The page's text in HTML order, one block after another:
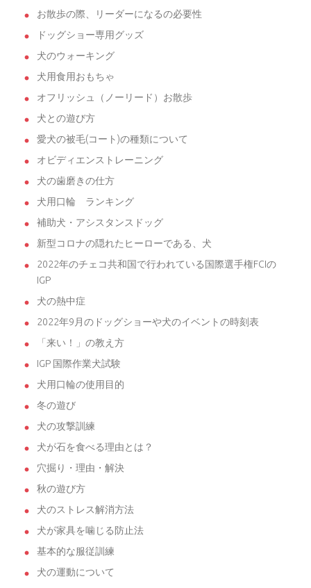
お散歩の際、リーダーになるの必要性
ドッグショー専用グッズ
犬のウォーキング
犬用食用おもちゃ
オフリッシュ（ノーリード）お散歩
犬との遊び方
愛犬の被毛(コート)の種類について
オビディエンストレーニング
犬の歯磨きの仕方
犬用口輪 ランキング
補助犬・アシスタンスドッグ
新型コロナの隠れたヒーローである、犬
2022年のチェコ共和国で行われている国際選手権FCIの
IGP
犬の熱中症
2022年9月のドッグショーや犬のイベントの時刻表
「来い！」の教え方
IGP 国際作業犬試験
犬用口輪の使用目的
冬の遊び
犬の攻撃訓練
犬が石を食べる理由とは？
穴掘り・理由・解決
秋の遊び方
犬のストレス解消方法
犬が家具を噛じる防止法
基本的な服従訓練
犬の運動について